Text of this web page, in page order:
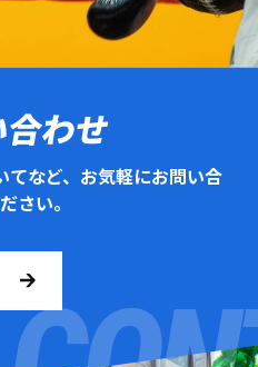
わせ
てなど、お気軽にお問い合
さい。